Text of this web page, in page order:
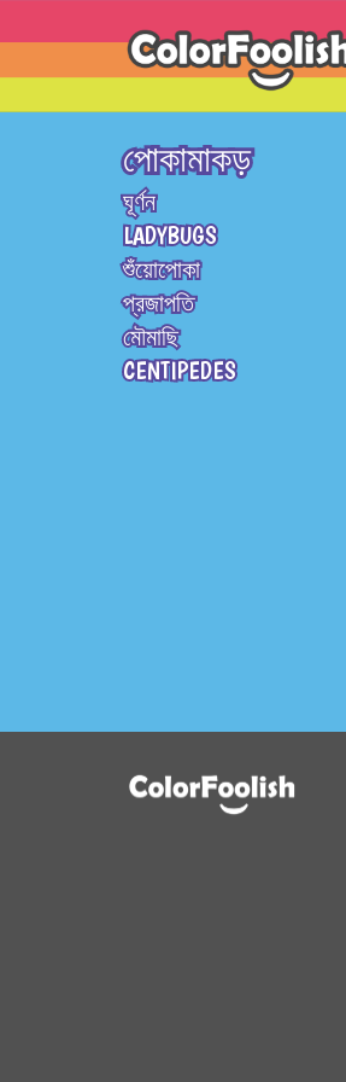
পোকামাকড়
ঘূর্ণন
LADYBUGS
শুঁয়োপোকা
প্রজাপতি
মৌমাছি
CENTIPEDES